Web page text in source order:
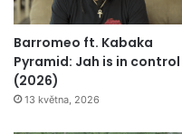
Barromeo ft. Kabaka
Pyramid: Jah is in control
(2026)
13 května, 2026